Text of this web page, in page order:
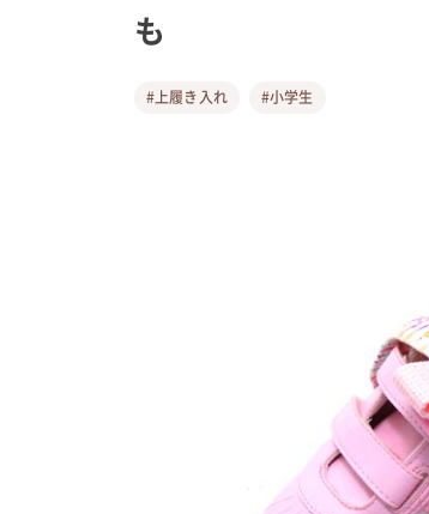
も
#上履き入れ #小学生